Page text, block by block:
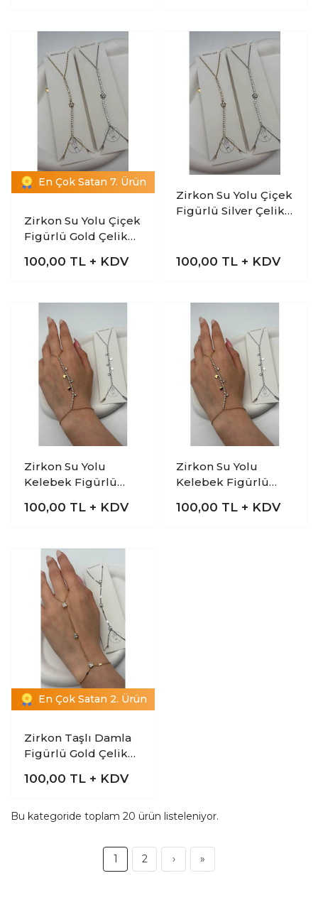
En Çok Satan 7. Ürün
Zirkon Su Yolu Çiçek
Figürlü Gold Çelik
100,00 TL + KDV
Zirkon Su Yolu Çiçek
Figürlü Silver Çelik
100,00 TL + KDV
Zirkon Su Yolu
Kelebek Figürlü
Bileklik
100,00 TL + KDV
Zirkon Su Yolu
Kelebek Figürlü
Şahmeran Bileklik
100,00 TL + KDV
En Çok Satan 2. Ürün
Zirkon Taşlı Damla
Figürlü Gold Çelik
100,00 TL + KDV
Bu kategoride toplam 20 ürün listeleniyor.
1 2 › »